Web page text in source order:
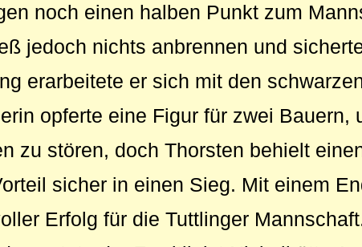
noch einen halben Punkt zum
jedoch nichts anbrennen und
erarbeitete er sich mit den
opferte eine Figur für zwei Bauern,
zu stören, doch Thorsten behielt
sicher in einen Sieg. Mit einem
Erfolg für die Tuttlinger